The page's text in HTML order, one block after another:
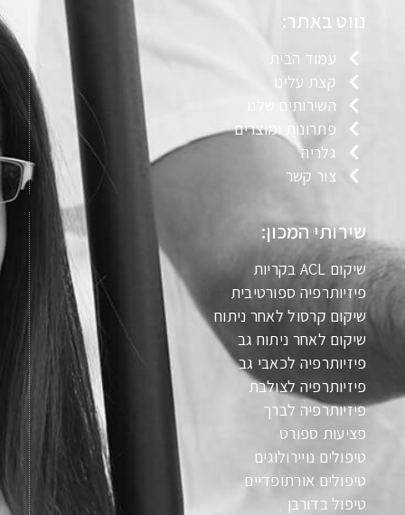
שירותי המכון:
שיקום ACL בקריות
פיזיותרפיה ספורטיבית
שיקום קרסול לאחר ניתוח
שיקום לאחר ניתוח גב
פיזיותרפיה לכאבי גב
פיזיותרפיה לצולבת
פיזיותרפיה לברך
פציעות ספורט
טיפולים נויירולוגים
טיפולים אורתופדיים
טיפול בדורבן
נווט באתר:
עמוד הבית
קצת עלינו
השירותים שלנו
פתרונות ומוצרים
גלריה
צור קשר